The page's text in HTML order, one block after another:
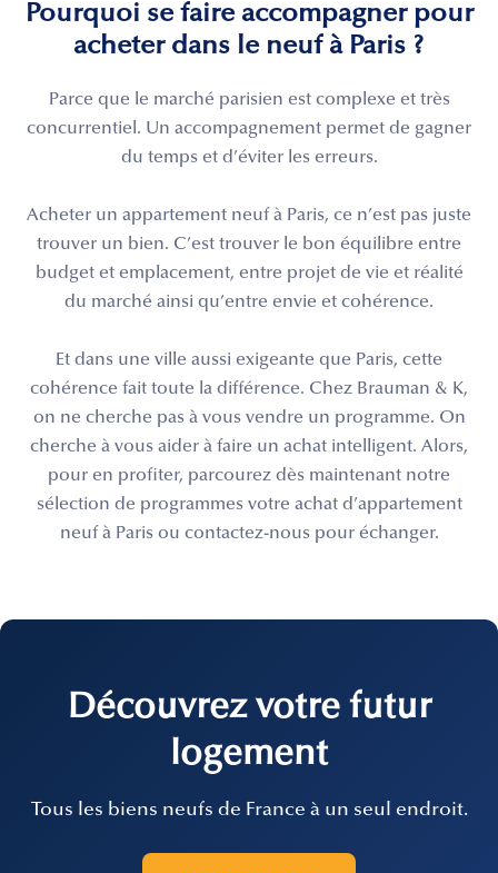
Pourquoi se faire accompagner pour
acheter dans le neuf à Paris ?
Parce que le marché parisien est complexe et très
concurrentiel. Un accompagnement permet de gagner
du temps et d’éviter les erreurs.
Acheter un appartement neuf à Paris, ce n’est pas juste
trouver un bien. C’est trouver le bon équilibre entre
budget et emplacement, entre projet de vie et réalité
du marché ainsi qu’entre envie et cohérence.
Et dans une ville aussi exigeante que Paris, cette
cohérence fait toute la différence. Chez Brauman & K,
on ne cherche pas à vous vendre un programme. On
cherche à vous aider à faire un achat intelligent. Alors,
pour en profiter, parcourez dès maintenant notre
sélection de programmes votre achat d’appartement
neuf à Paris ou contactez-nous pour échanger.
Découvrez votre futur
logement
Tous les biens neufs de France à un seul endroit.